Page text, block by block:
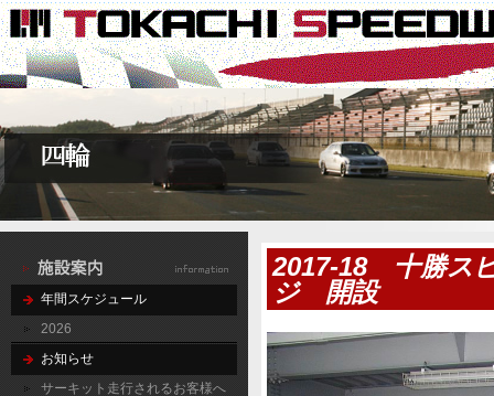
年間スケジュール
2026
お知らせ
サーキット走行されるお客様へ
2017-18 十勝ス
ジ 開設